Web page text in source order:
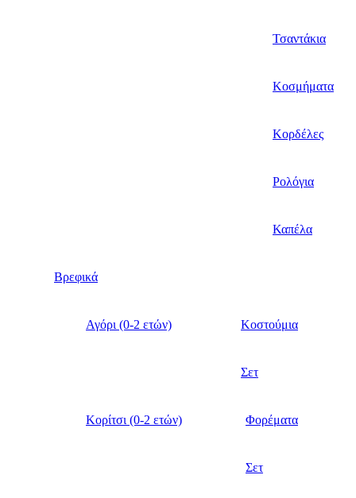
Τσαντάκια
Κοσμήματα
Κορδέλες
Ρολόγια
Καπέλα
Βρεφικά
Αγόρι (0-2 ετών) Κοστούμια
Σετ
Κορίτσι (0-2 ετών) Φορέματα
Σετ